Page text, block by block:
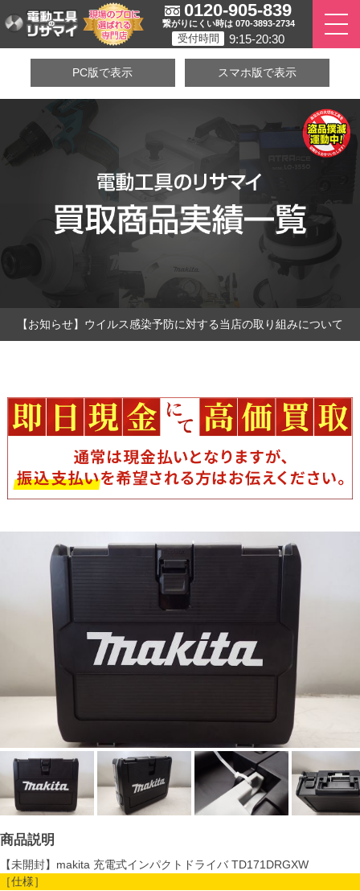
0120-905-839
繋がりにくい時は 070-3893-2734
受付時間 9:15-20:30
PC版で表示 スマホ版で表示
【お知らせ】ウイルス感染予防に対する当店の取り組みについて
商品説明
【未開封】makita 充電式インパクトドライバ TD171DRGXW
［仕様］